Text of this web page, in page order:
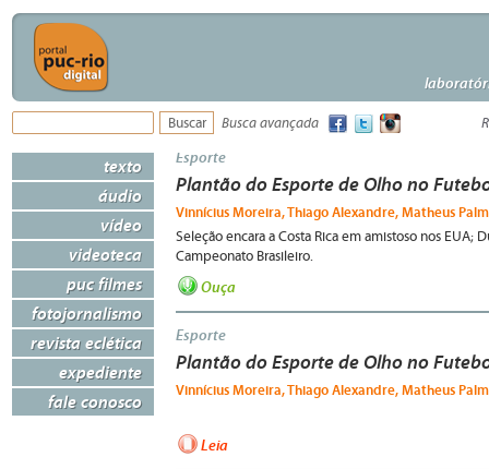
Busca avançada
texto
áudio
vídeo
videoteca
puc filmes
fotojornalismo
revista eclética
expediente
fale conosco
Esporte
Plantão do Esporte de Olho no
Vinnícius Moreira, Thiago Alexandre, Matheus
Seleção encara a Costa Rica em amistoso nos
Campeonato Brasileiro.
Ouça
Esporte
Plantão do Esporte de Olho no
Vinnícius Moreira, Thiago Alexandre, Matheus
Leia